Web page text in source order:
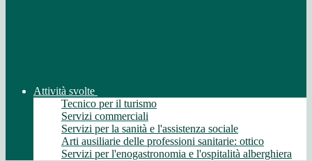
Attività svolte
Tecnico per il turismo
Servizi commerciali
Servizi per la sanità e l'assistenza sociale
Arti ausiliarie delle professioni sanitarie: ottico
Servizi per l'enogastronomia e l'ospitalità alberghiera